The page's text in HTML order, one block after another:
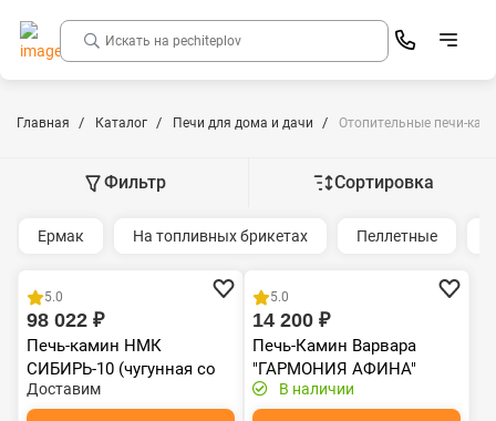
Главная Каталог Печи для дома и дачи Отопительные печи-
Фильтр Сортировка
Ермак На топливных брикетах Пеллетные
5.0
98 022 ₽
Печь-камин НМК
СИБИРЬ-10 (чугунная со
стеклом)
Доставим
5.0
14 200 ₽
Печь-Камин Варвара
"ГАРМОНИЯ АФИНА"
В наличии